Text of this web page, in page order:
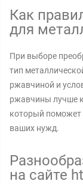
Как
для
При выборе
тип
ржавчиной и
ржавчины лучше
который поможет
ваших нужд.
на сайте